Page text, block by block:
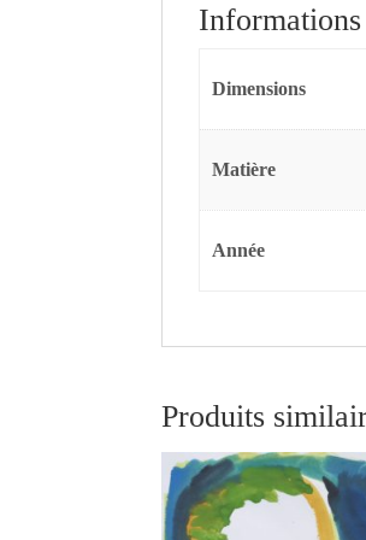
Dimensions
Matière
Année
Produits